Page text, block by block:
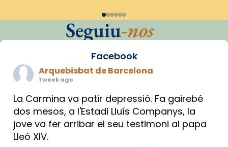
Seguiu-nos
Facebook
Arquebisbat de Barcelona
1 week ago
La Carmina va patir depressió. Fa gairebé
dos mesos, a l'Estadi Lluís Companys, la
jove va fer arribar el seu testimoni al papa
Lleó XIV.